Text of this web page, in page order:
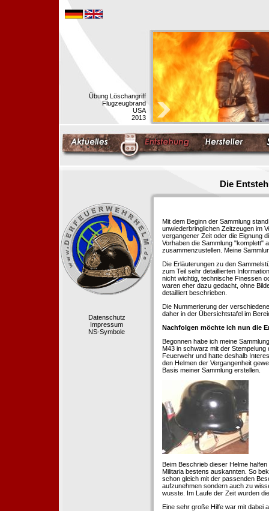
Übung Löschangriff
Flugzeugbrand
USA
2013
Die
Datenschutz
Impressum
NS-Symbole
Mit dem Beginn der Sammlung
unwiederbringlichen Zeitzeugen im
vergangener Zeit oder die Eignung
Vorhaben die Sammlung "komplett"
zusammenzustellen. Meine
Die Erläuterungen zu den
zum Teil sehr detaillierten
nicht wichtig, technische Finessen
waren eher dazu gedacht, ohne
detailliert beschrieben.
Die Nummerierung der
daher in der Übersichtstafel im
Nachfolgen möchte ich nun die
Begonnen habe ich meine
M43 in schwarz mit der Stempelung
Feuerwehr und hatte deshalb
den Helmen der Vergangenheit
Basis meiner Sammlung erstellen.
Beim Beschrieb dieser Helme
Militaria bestens auskannten. So
schon gleich mit der passenden
aufzunehmen sondern auch zu
wusste. Im Laufe der Zeit wurden
Eine sehr große Hilfe war mit dabei